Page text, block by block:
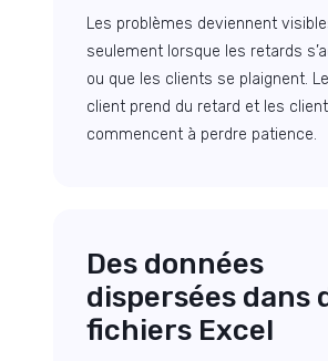
Les problèmes deviennent
seulement lorsque les retards
ou que les clients se plaignent.
client prend du retard et les
commencent à perdre patience.
Des données
dispersées dans
fichiers Excel